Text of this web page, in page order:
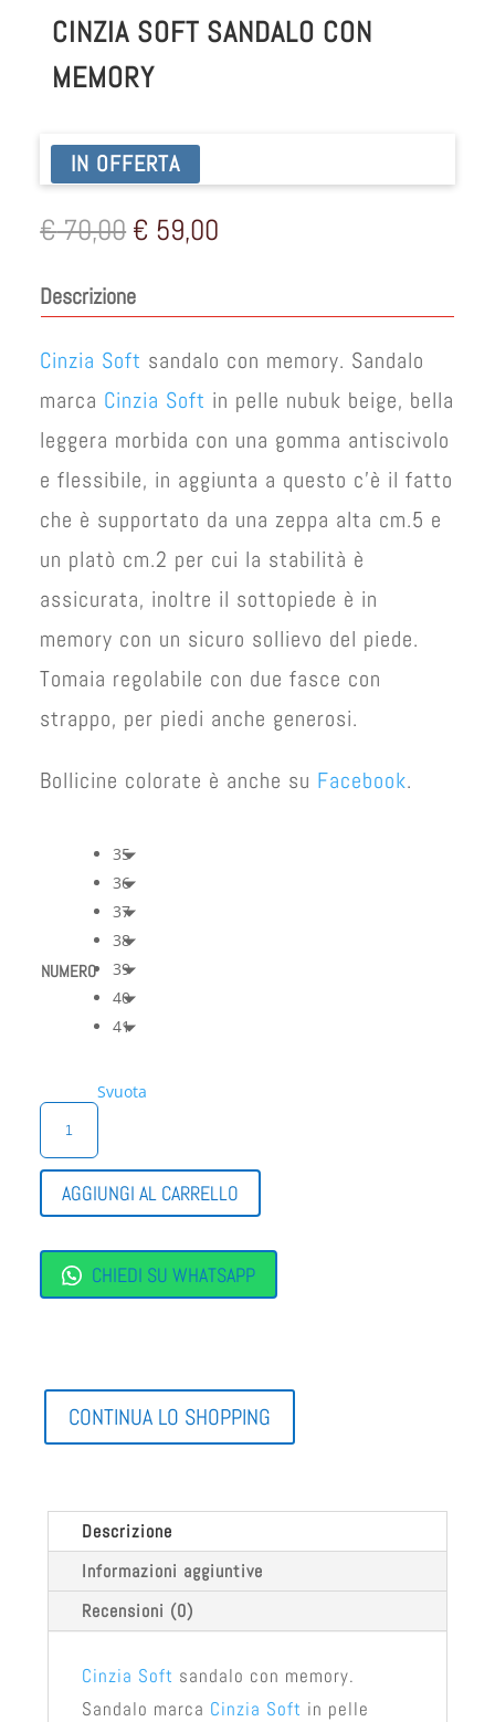
CINZIA SOFT SANDALO CON
MEMORY
IN OFFERTA
€70,00 Il
prezzo
era:
€ 59,00
Descrizione
Cinzia Soft sandalo con memory. Sandalo
marca Cinzia Soft in pelle nubuk beige, bella
leggera morbida con una gomma antiscivolo
e flessibile, in aggiunta a questo c’è il fatto
che è supportato da una zeppa alta cm.5 e
un platò cm.2 per cui la stabilità è
assicurata, inoltre il sottopiede è in
memory con un sicuro sollievo del piede.
Tomaia regolabile con due fasce con
strappo, per piedi anche generosi.
Bollicine colorate è anche su Facebook.
NUMERO
35
36
37
38
39
40
41
Svuota
CINZIA
SOFT
SANDALO
CON
MEMORY
AGGIUNGI AL CARRELLO
CHIEDI SU WHATSAPP
CONTINUA LO SHOPPING
Descrizione
Informazioni aggiuntive
Recensioni (0)
Cinzia Soft sandalo con memory.
Sandalo marca Cinzia Soft in pelle